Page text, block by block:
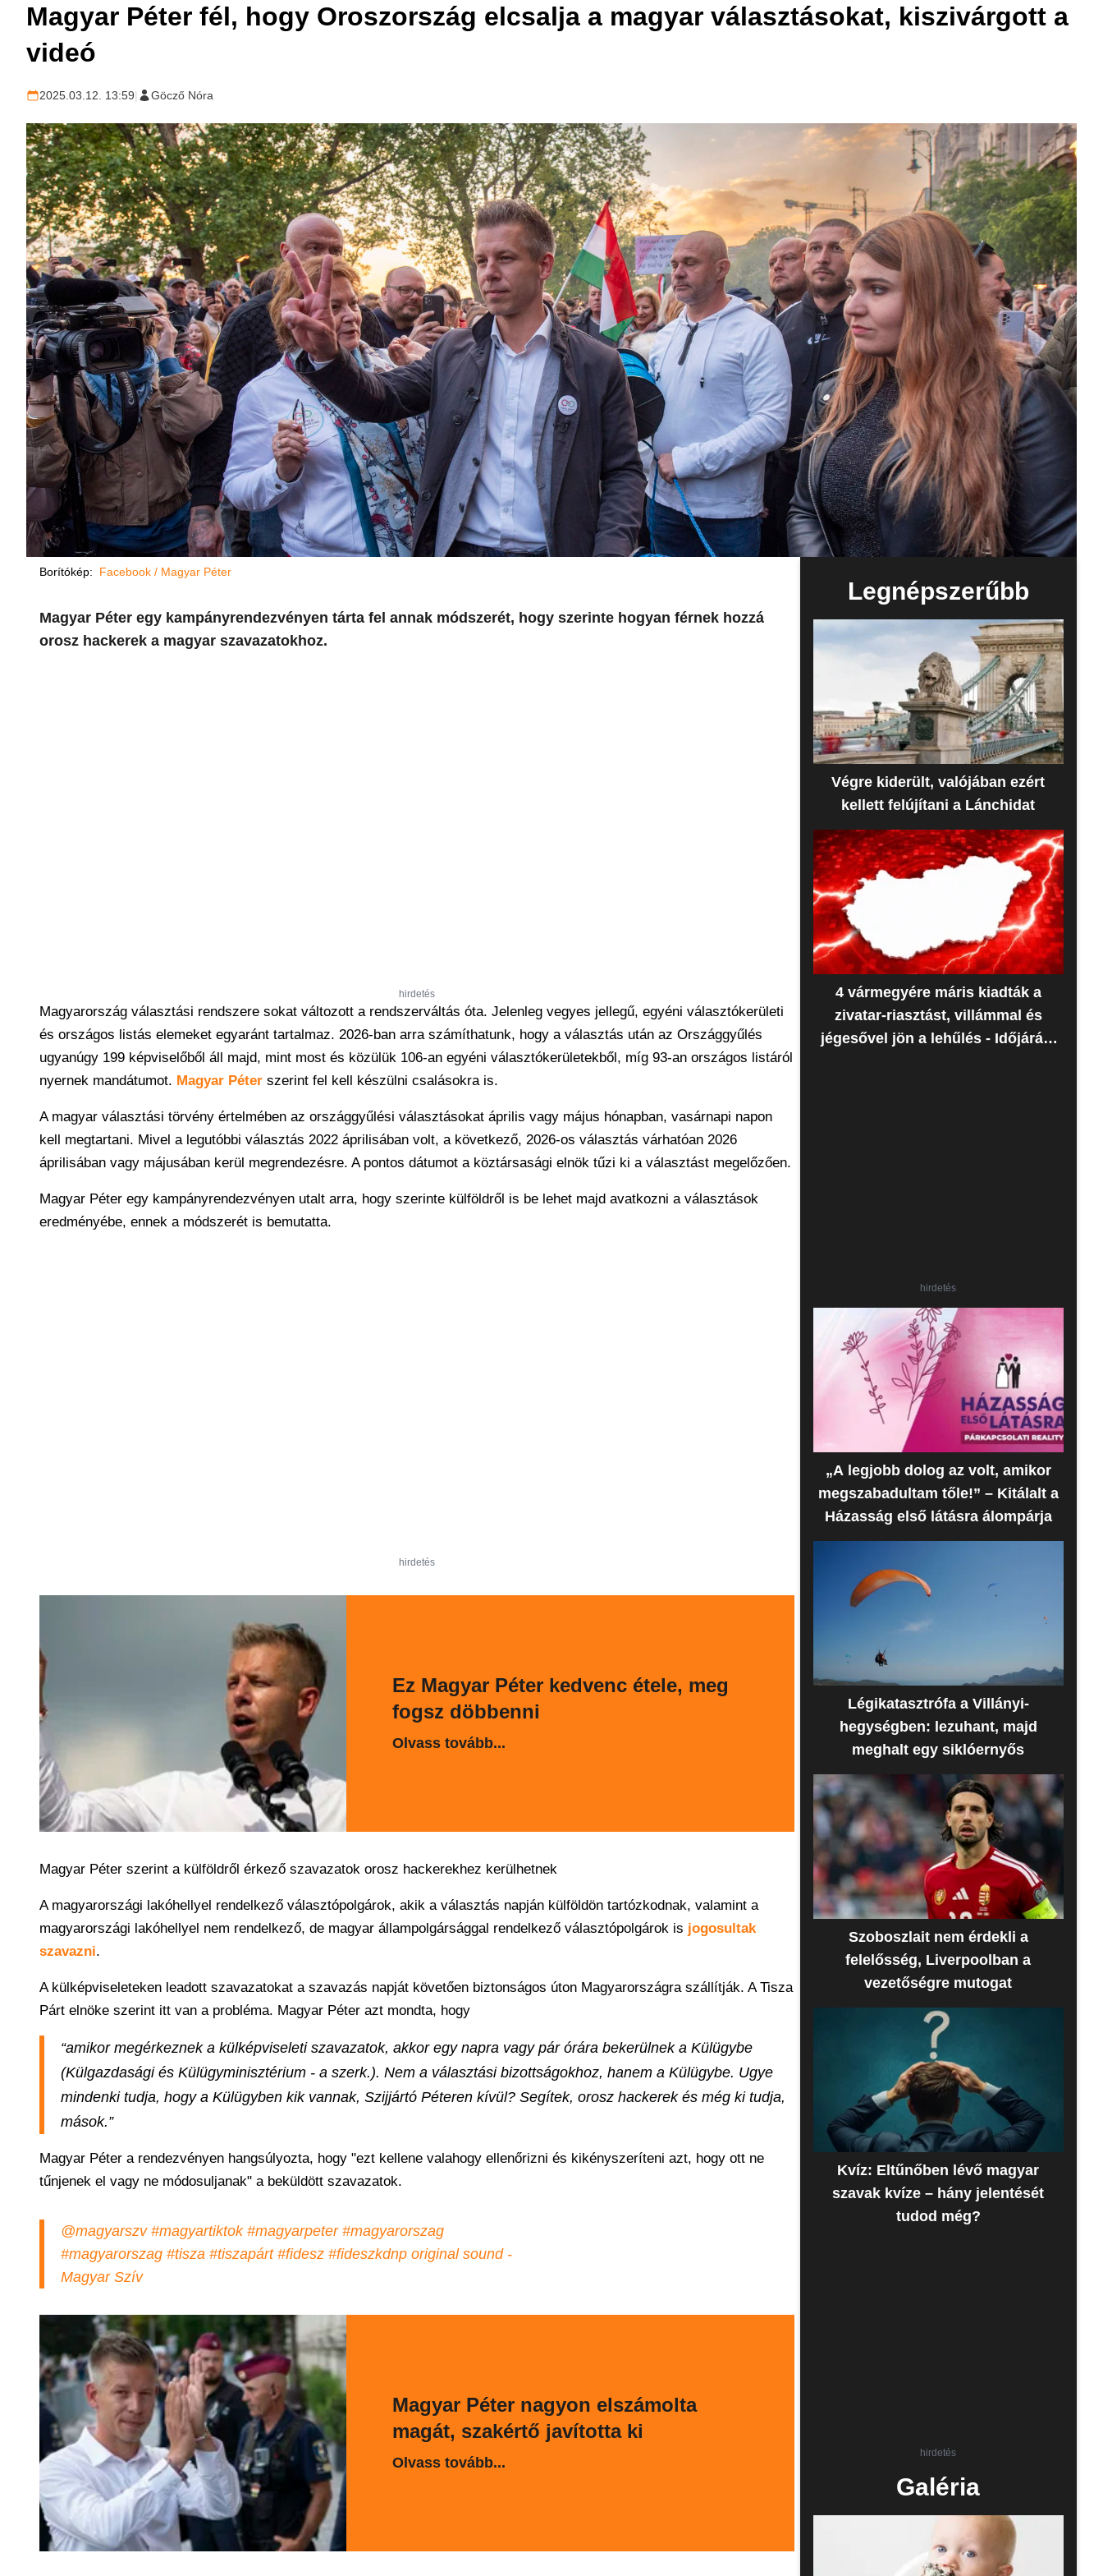
Magyar Péter fél, hogy Oroszország elcsalja a magyar választásokat, kiszivárgott a
videó
2025.03.12. 13:59| Göcző Nóra
Borítókép: Facebook / Magyar Péter
Magyar Péter egy kampányrendezvényen tárta fel annak módszerét, hogy szerinte hogyan férnek hozzá
orosz hackerek a magyar szavazatokhoz.
hirdetés
Magyarország választási rendszere sokat változott a rendszerváltás óta. Jelenleg vegyes jellegű, egyéni választókerületi
és országos listás elemeket egyaránt tartalmaz. 2026-ban arra számíthatunk, hogy a választás után az Országgyűlés
ugyanúgy 199 képviselőből áll majd, mint most és közülük 106-an egyéni választókerületekből, míg 93-an országos listáról
nyernek mandátumot. Magyar Péter szerint fel kell készülni csalásokra is.
A magyar választási törvény értelmében az országgyűlési választásokat április vagy május hónapban, vasárnapi napon
kell megtartani. Mivel a legutóbbi választás 2022 áprilisában volt, a következő, 2026-os választás várhatóan 2026
áprilisában vagy májusában kerül megrendezésre. A pontos dátumot a köztársasági elnök tűzi ki a választást megelőzően.
Magyar Péter egy kampányrendezvényen utalt arra, hogy szerinte külföldről is be lehet majd avatkozni a választások
eredményébe, ennek a módszerét is bemutatta.
hirdetés
Ez Magyar Péter kedvenc étele, meg
fogsz döbbenni
Olvass tovább...
Magyar Péter szerint a külföldről érkező szavazatok orosz hackerekhez kerülhetnek
A magyarországi lakóhellyel rendelkező választópolgárok, akik a választás napján külföldön tartózkodnak, valamint a
magyarországi lakóhellyel nem rendelkező, de magyar állampolgársággal rendelkező választópolgárok is jogosultak
szavazni.
A külképviseleteken leadott szavazatokat a szavazás napját követően biztonságos úton Magyarországra szállítják. A Tisza
Párt elnöke szerint itt van a probléma. Magyar Péter azt mondta, hogy
“amikor megérkeznek a külképviseleti szavazatok, akkor egy napra vagy pár órára bekerülnek a Külügybe
(Külgazdasági és Külügyminisztérium - a szerk.). Nem a választási bizottságokhoz, hanem a Külügybe. Ugye
mindenki tudja, hogy a Külügyben kik vannak, Szijjártó Péteren kívül? Segítek, orosz hackerek és még ki tudja,
mások.”
Magyar Péter a rendezvényen hangsúlyozta, hogy "ezt kellene valahogy ellenőrizni és kikényszeríteni azt, hogy ott ne
tűnjenek el vagy ne módosuljanak" a beküldött szavazatok.
@magyarszv #magyartiktok #magyarpeter #magyarorszag
#magyarorszag #tisza #tiszapárt #fidesz #fideszkdnp original sound -
Magyar Szív
Magyar Péter nagyon elszámolta
magát, szakértő javította ki
Olvass tovább...
Legnépszerűbb
Végre kiderült, valójában ezért
kellett felújítani a Lánchidat
4 vármegyére máris kiadták a
zivatar-riasztást, villámmal és
jégesővel jön a lehűlés - Időjárás-
hirdetés
„A legjobb dolog az volt, amikor
megszabadultam tőle!” – Kitálalt a
Házasság első látásra álompárja
Légikatasztrófa a Villányi-
hegységben: lezuhant, majd
meghalt egy siklóernyős
Szoboszlait nem érdekli a
felelősség, Liverpoolban a
vezetőségre mutogat
Kvíz: Eltűnőben lévő magyar
szavak kvíze – hány jelentését
tudod még?
hirdetés
Galéria